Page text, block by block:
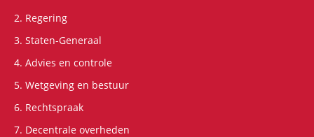
2. Regering
3. Staten-Generaal
4. Advies en controle
5. Wetgeving en bestuur
6. Rechtspraak
7. Decentrale overheden